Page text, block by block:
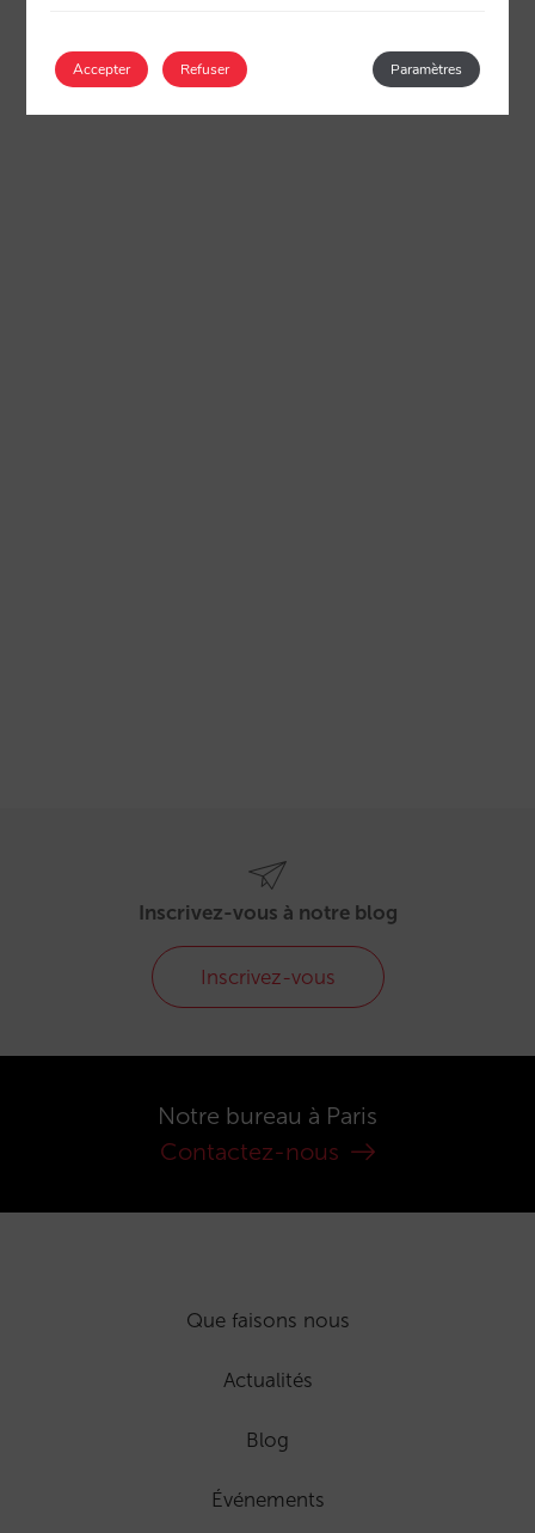
Inscrivez-vous à notre blog
Inscrivez-vous
Notre bureau à Paris
Contactez-nous
Que faisons nous
Actualités
Blog
Événements
Accepter Paramètres
Refuser